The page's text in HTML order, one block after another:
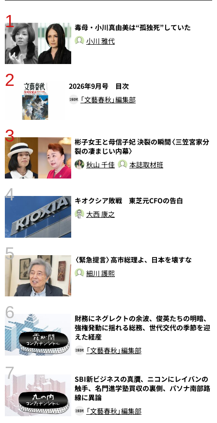
1
毒母・小川真由美は“孤独死”していた
小川 雅代
2
2026年9月号 目次
「文藝春秋」編集部
3
彬子女王と母信子妃 決裂の瞬間〈三笠宮家分
裂の凄まじい内幕〉
秋山 千佳
本誌取材班
4
キオクシア敗戦 東芝元CFOの告白
大西 康之
5
〈緊急提言〉高市総理よ、日本を壊すな
細川 護熙
6
財務にネグレクトの余波、俊英たちの明暗、
強権発動に揺れる総務、世代交代の季節を迎
えた経産
「文藝春秋」編集部
7
SBI新ビジネスの真贋、ニコンにレイバンの
触手、名門進学塾買収の裏側、パソナ南部路
線に異論
「文藝春秋」編集部